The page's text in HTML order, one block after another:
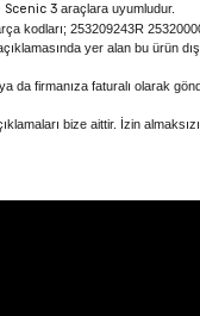
Scenic 3 araçlara uyumludur.
kodları; 253209243R
yer alan bu ürün
da firmanıza faturalı olarak
bize aittir. İzin